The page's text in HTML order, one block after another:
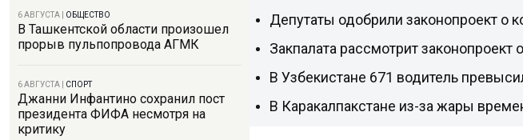
6 АВГУСТА ОБЩЕСТВО
В Ташкентской области произошел
прорыв пульпопровода АГМК
6 АВГУСТА СПОРТ
Джанни Инфантино сохранил пост
президента ФИФА несмотря на
критику
Депутаты одобрили законопроект о
Закпалата рассмотрит
В Узбекистане 671 водитель
В Каракалпакстане из-за жары